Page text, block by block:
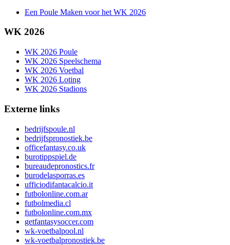
Een Poule Maken voor het WK 2026
WK 2026
WK 2026 Poule
WK 2026 Speelschema
WK 2026 Voetbal
WK 2026 Loting
WK 2026 Stadions
Externe links
bedrijfspoule.nl
bedrijfspronostiek.be
officefantasy.co.uk
burotippspiel.de
bureaudepronostics.fr
burodelasporras.es
ufficiodifantacalcio.it
futbolonline.com.ar
futbolmedia.cl
futbolonline.com.mx
getfantasysoccer.com
wk-voetbalpool.nl
wk-voetbalpronostiek.be